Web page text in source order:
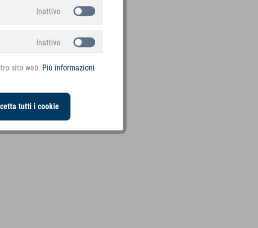
Inattivo
Inattivo
sito web. Più informazioni
tutti i cookie